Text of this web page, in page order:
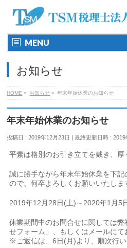
MENU
お知らせ
HOME » お知らせ » 年末年始休業のお知らせ
年末年始休業のお知らせ
投稿日 : 2019年12月23日 最終更新日時 : 2019
平素は格別のお引き立てを戴き、厚
誠に勝手ながら年末年始休業を下
ので、何卒よろしくお願いいたしま
2019年12月28日(土)～2020年1月5
休業期間中のお問合せに関しては
せフォーム」、もしくはメールにて
※ご返信は、6日(月)より、順次行い